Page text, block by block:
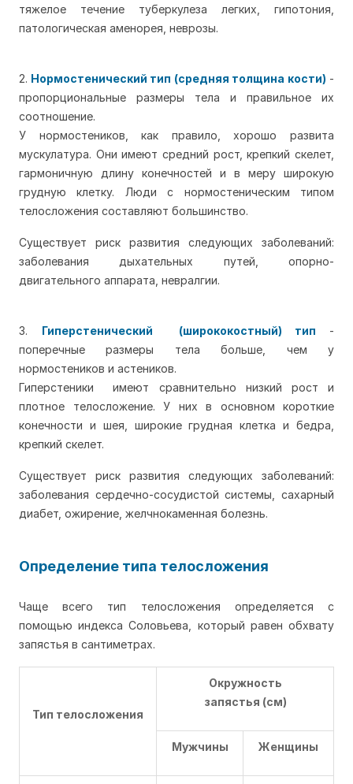
тяжелое течение туберкулеза легких, гипотония,
патологическая аменорея, неврозы.
2. Нормостенический тип (средняя толщина кости) -
пропорциональные размеры тела и правильное их
соотношение.
У нормостеников, как правило, хорошо развита
мускулатура. Они имеют средний рост, крепкий скелет,
гармоничную длину конечностей и в меру широкую
грудную клетку. Люди с нормостеническим типом
телосложения составляют большинство.
Существует риск развития следующих заболеваний:
заболевания дыхательных путей, опорно-
двигательного аппарата, невралгии.
3. Гиперстенический (ширококостный) тип -
поперечные размеры тела больше, чем у
нормостеников и астеников.
Гиперстеники имеют сравнительно низкий рост и
плотное телосложение. У них в основном короткие
конечности и шея, широкие грудная клетка и бедра,
крепкий скелет.
Существует риск развития следующих заболеваний:
заболевания сердечно-сосудистой системы, сахарный
диабет, ожирение, желчнокаменная болезнь.
Определение типа телосложения
Чаще всего тип телосложения определяется с
помощью индекса Соловьева, который равен обхвату
запястья в сантиметрах.
Тип телосложения
Окружность
запястья (см)
Мужчины Женщины